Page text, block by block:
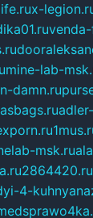
x-
mine-lab-
damn.ru
msk.ru
2864420.ru
4-